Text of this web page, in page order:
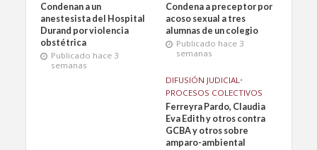
Condenan a un
anestesista del Hospital
Durand por violencia
obstétrica
Publicado hace 3
semanas
Condena a preceptor por
acoso sexual a tres
alumnas de un colegio
Publicado hace 3
semanas
DIFUSIÓN JUDICIAL •
PROCESOS COLECTIVOS
Ferreyra Pardo, Claudia
Eva Edith y otros contra
GCBA y otros sobre
amparo-ambiental